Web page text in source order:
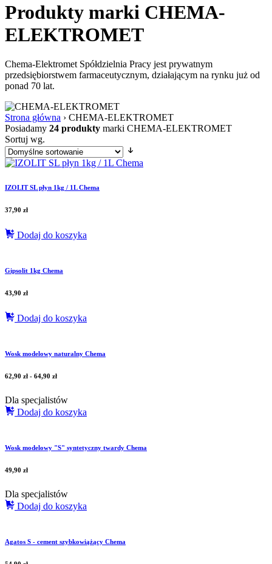
Produkty marki CHEMA-
ELEKTROMET
Chema-Elektromet Spółdzielnia Pracy jest prywatnym
przedsiębiorstwem farmaceutycznym, działającym na rynku już od
ponad 70 lat.
Strona główna › CHEMA-ELEKTROMET
Posiadamy 24 produkty marki CHEMA-ELEKTROMET
Sortuj wg.
IZOLIT SL płyn 1kg / 1L Chema
37,90 zł
Dodaj do koszyka
Gipsolit 1kg Chema
43,90 zł
Dodaj do koszyka
Wosk modelowy naturalny Chema
62,90 zł - 64,90 zł
Dla specjalistów
Dodaj do koszyka
Wosk modelowy "S" syntetyczny twardy Chema
49,90 zł
Dla specjalistów
Dodaj do koszyka
Agatos S - cement szybkowiążący Chema